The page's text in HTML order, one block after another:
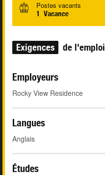
Postes vacants
1 Vacance
Exigences de l'emploi
Employeurs
Rocky View Residence
Langues
Anglais
Études